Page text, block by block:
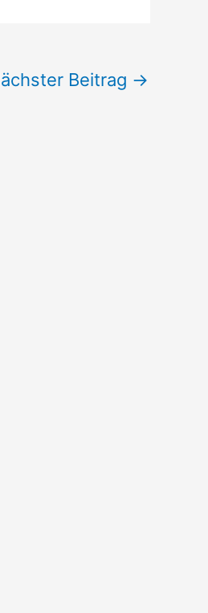
Beitrag →